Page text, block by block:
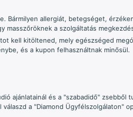
Bármilyen allergiát, betegséget,
masszőröknek a szolgáltatás
kell kitöltened, mely egészséged
és a kupon felhasználtnak minősül.
ajánlatainál és a "szabadidő" zsebből
a "Diamond Ügyfélszolgálaton"